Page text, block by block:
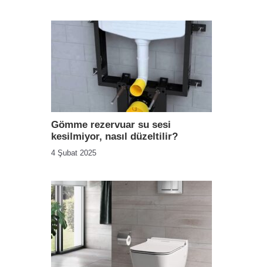
Gömme rezervuar su sesi
kesilmiyor, nasıl düzeltilir?
4 Şubat 2025